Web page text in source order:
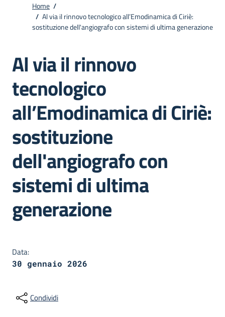
Home /
/ Al via il rinnovo tecnologico all’Emodinamica di Ciriè:
sostituzione dell'angiografo con sistemi di ultima generazione
Al via il rinnovo
tecnologico
all’Emodinamica di Ciriè:
sostituzione
dell'angiografo con
sistemi di ultima
generazione
Data:
30 gennaio 2026
Condividi